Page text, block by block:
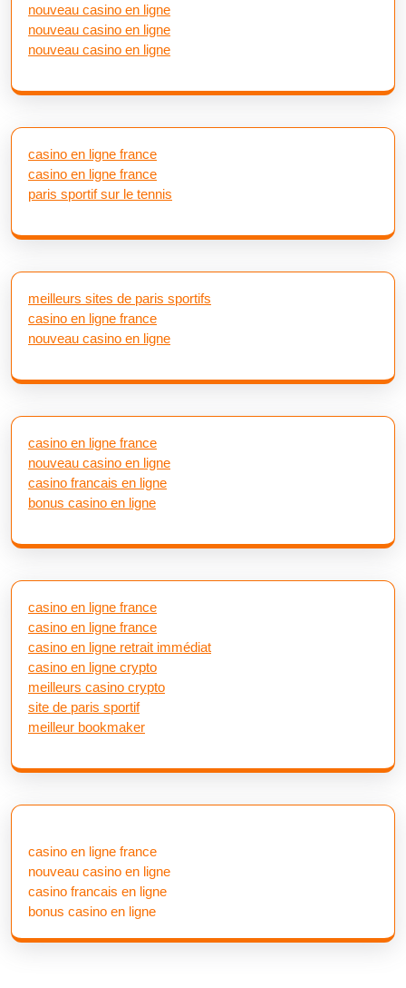
nouveau casino en ligne
nouveau casino en ligne
nouveau casino en ligne
casino en ligne france
casino en ligne france
paris sportif sur le tennis
meilleurs sites de paris sportifs
casino en ligne france
nouveau casino en ligne
casino en ligne france
nouveau casino en ligne
casino francais en ligne
bonus casino en ligne
casino en ligne france
casino en ligne france
casino en ligne retrait immédiat
casino en ligne crypto
meilleurs casino crypto
site de paris sportif
meilleur bookmaker
casino en ligne france
nouveau casino en ligne
casino francais en ligne
bonus casino en ligne